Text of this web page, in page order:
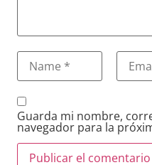
Guarda mi nombre,
navegador para la